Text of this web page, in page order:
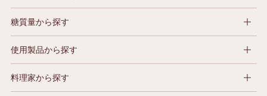
糖質量から探す
使用製品から探す
料理家から探す